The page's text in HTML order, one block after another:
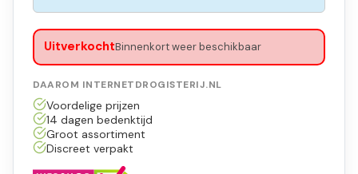
UitverkochtBinnenkort weer beschikbaar
DAAROM INTERNETDROGISTERIJ.NL
Voordelige prijzen
14 dagen bedenktijd
Groot assortiment
Discreet verpakt